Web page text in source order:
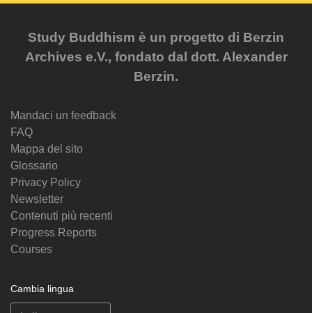
Study Buddhism è un progetto di Berzin
Archives e.V., fondato dal dott. Alexander
Berzin.
Mandaci un feedback
FAQ
Mappa del sito
Glossario
Privacy Policy
Newsletter
Contenuti più recenti
Progress Reports
Courses
Cambia lingua